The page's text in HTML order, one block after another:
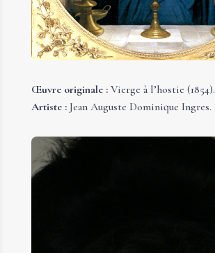
Œuvre originale : Vierge à l’hostie (1854).
Artiste : Jean Auguste Dominique Ingres.